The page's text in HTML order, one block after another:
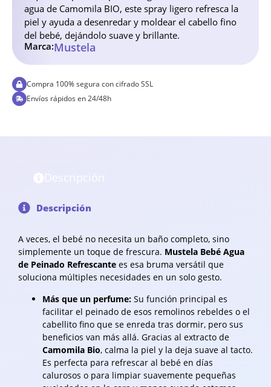
agua de Camomila BIO, este spray ligero refresca la
piel y ayuda a desenredar y moldear el cabello fino
del bebé, dejándolo suave y brillante.
Marca:Mustela
Compra 100% segura con cifrado SSL
Envíos rápidos en 24/48h
Descripción
A veces, el bebé no necesita un baño completo, sino
simplemente un toque de frescura. Mustela Bebé Agua
de Peinado Refrescante es esa bruma versátil que
soluciona múltiples necesidades en un solo gesto.
Más que un perfume: Su función principal es
facilitar el peinado de esos remolinos rebeldes o el
cabellito fino que se enreda tras dormir, pero sus
beneficios van más allá. Gracias al extracto de
Camomila Bio, calma la piel y la deja suave al tacto.
Es perfecta para refrescar al bebé en días
calurosos o para limpiar suavemente pequeñas